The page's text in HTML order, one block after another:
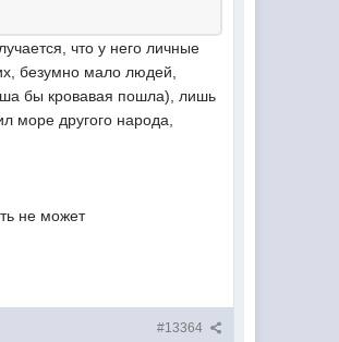
что у него личные
безумно мало людей,
бы кровавая пошла), лишь
море другого народа,
не может
#13364